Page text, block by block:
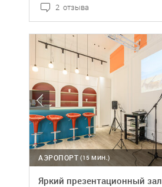
2 отзыва
(15 МИН.)
АЭРОПОРТ
Яркий презентационный зал